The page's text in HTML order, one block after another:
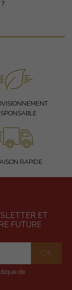
RAPIDE
ET
FUTURE
de